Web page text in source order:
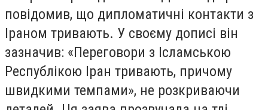
повідомив, що дипломатичні контакти з
Іраном тривають. У своєму дописі він
зазначив: «Переговори з Ісламською
Республікою Іран тривають, причому
швидкими темпами», не розкриваючи